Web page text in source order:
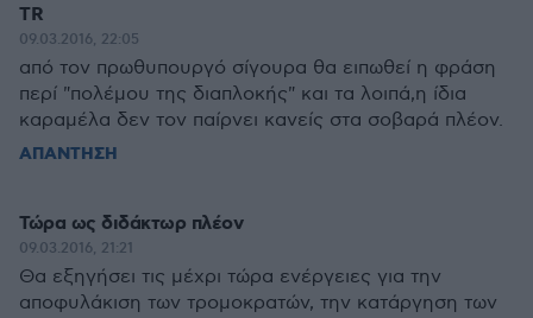
TR
09.03.2016, 22:05
από τον πρωθυπουργό σίγουρα θα ειπωθεί η φράση
περί "πολέμου της διαπλοκής" και τα λοιπά,η ίδια
καραμέλα δεν τον παίρνει κανείς στα σοβαρά πλέον.
ΑΠΑΝΤΗΣΗ
Τώρα ως διδάκτωρ πλέον
09.03.2016, 21:21
Θα εξηγήσει τις μέχρι τώρα ενέργειες για την
αποφυλάκιση των τρομοκρατών, την κατάργηση των